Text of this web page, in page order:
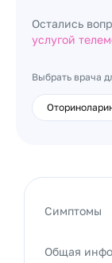
Остались
услугой
Выбрать врача
Симптомы
Общая